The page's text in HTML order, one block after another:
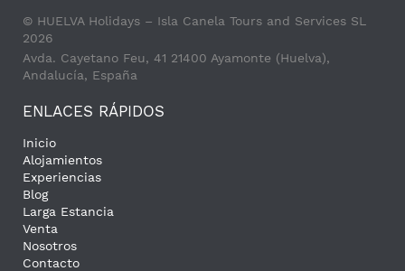
© HUELVA Holidays – Isla Canela Tours and Services SL
2026
Avda. Cayetano Feu, 41 21400 Ayamonte (Huelva),
Andalucía, España
ENLACES RÁPIDOS
Inicio
Alojamientos
Experiencias
Blog
Larga Estancia
Venta
Nosotros
Contacto